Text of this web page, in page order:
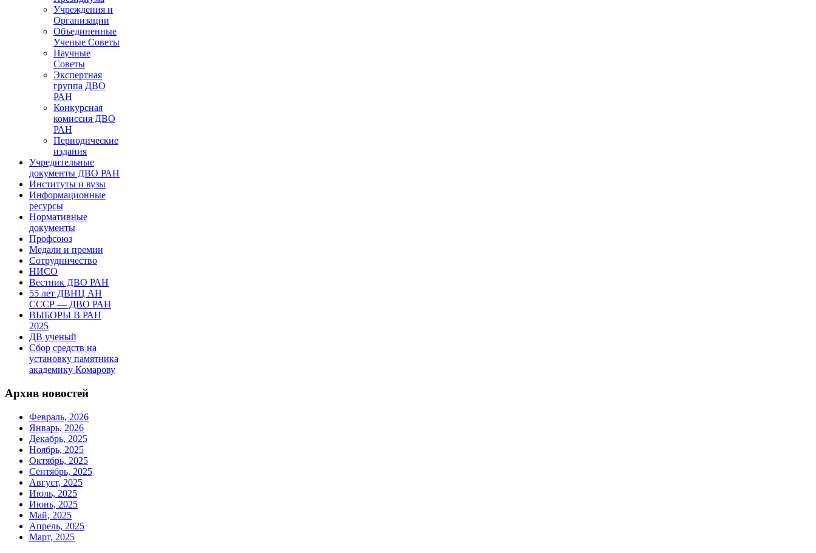
Учреждения и
Организации
Объединенные
Ученые Советы
Научные
Советы
Экспертная
группа ДВО
РАН
Конкурсная
комиссия ДВО
РАН
Периодические
издания
Учредительные
документы ДВО РАН
Институты и вузы
Информационные
ресурсы
Нормативные
документы
Профсоюз
Медали и премии
Сотрудничество
НИСО
Вестник ДВО РАН
55 лет ДВНЦ АН
СССР — ДВО РАН
ВЫБОРЫ В РАН
2025
ДВ ученый
Сбор средств на
установку памятника
академику Комарову
Архив новостей
Февраль, 2026
Январь, 2026
Декабрь, 2025
Ноябрь, 2025
Октябрь, 2025
Сентябрь, 2025
Август, 2025
Июль, 2025
Июнь, 2025
Май, 2025
Апрель, 2025
Март, 2025